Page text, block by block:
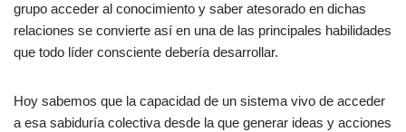
grupo acceder al conocimiento y saber atesorado en dichas
relaciones se convierte así en una de las principales habilidades
que todo líder consciente debería desarrollar.
Hoy sabemos que la capacidad de un sistema vivo de acceder
a esa sabiduría colectiva desde la que generar ideas y acciones